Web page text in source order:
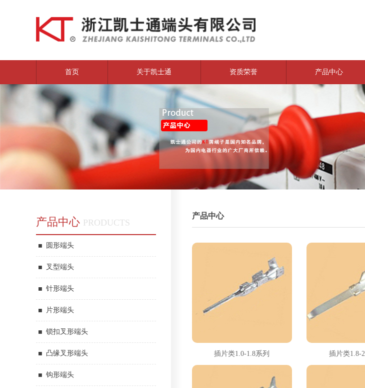
首页 关于凯士通 资质荣誉 产品中心
产品中心 PRODUCTS
圆形端头
叉型端头
针形端头
片形端头
锁扣叉形端头
凸缘叉形端头
钩形端头
产品中心
插片类1.0-1.8系列 插片类1.8-